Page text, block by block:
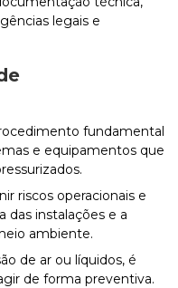
legais e
fundamental
e equipamentos que
riscos operacionais e
das instalações e a
ambiente.
de ar ou líquidos, é
de forma preventiva.